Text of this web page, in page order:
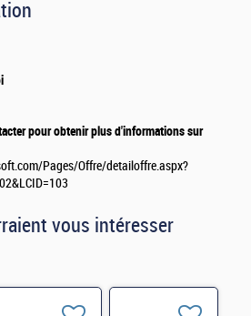
pour obtenir plus d'informations sur
Pages/Offre/detailoffre.aspx?
vous intéresser